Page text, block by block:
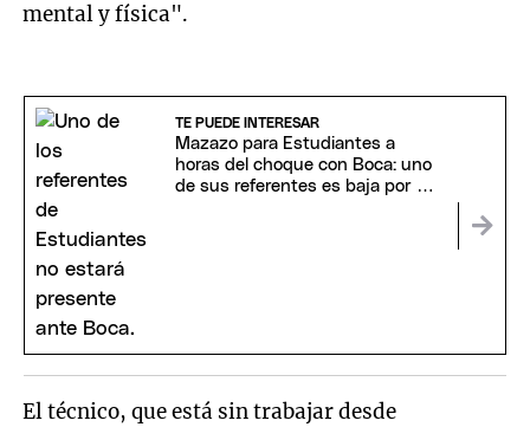
mental y física".
TE PUEDE INTERESAR
Mazazo para Estudiantes a
horas del choque con Boca: uno
de sus referentes es baja por un
El técnico, que está sin trabajar desde